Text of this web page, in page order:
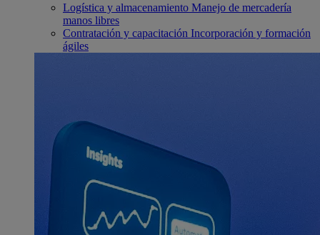
Logística y almacenamiento Manejo de mercadería
manos libres
Contratación y capacitación Incorporación y formación
ágiles